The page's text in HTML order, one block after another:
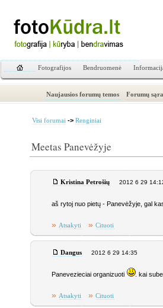
Fotografijos Bendruomenė
Naujausios forumų temos Forumų
Visi forumai -> Renginiai
Meetas Panevėžyje
Kristina Petrošių 2012 6 29
aš rytoj nuo pietų - Panevėžyje, gal
» Atsakyti » Cituoti
Dangus 2012 6 29 14:35
Panevezieciai organizuoti . kai
» Atsakyti » Cituoti